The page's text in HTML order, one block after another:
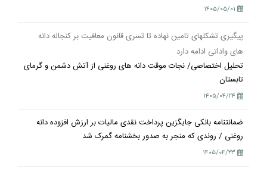
۱۴۰۵/۰۵/۰۱
پیگیری تشکلهای تامین نهاده تا تسری قانون معافیت بر کنجاله دانه
های واداتی ادامه دارد
تحلیل اختصاصی/ نجات موقت دانه های روغنی از آتش دشمن و گرمای
تابستان
۱۴۰۵/۰۴/۲۴
ضمانتنامه بانکی جایگزین پرداخت نقدی مالیات بر ارزش افزوده دانه
روغنی / روندی که منجر به صدور بخشنامه گمرک شد
۱۴۰۵/۰۴/۲۳